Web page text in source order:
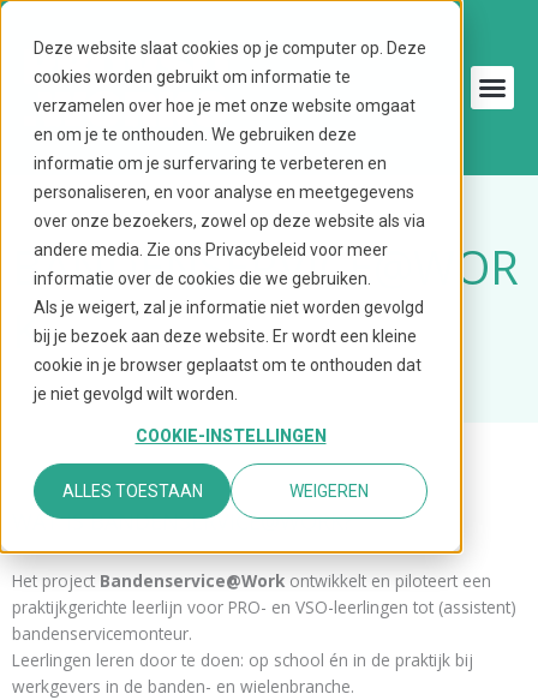
Deze website slaat cookies op je computer op. Deze
cookies worden gebruikt om informatie te
verzamelen over hoe je met onze website omgaat
en om je te onthouden. We gebruiken deze
informatie om je surfervaring te verbeteren en
personaliseren, en voor analyse en meetgegevens
over onze bezoekers, zowel op deze website als via
andere media. Zie ons Privacybeleid voor meer
informatie over de cookies die we gebruiken.
Als je weigert, zal je informatie niet worden gevolgd
bij je bezoek aan deze website. Er wordt een kleine
cookie in je browser geplaatst om te onthouden dat
je niet gevolgd wilt worden.
COOKIE-INSTELLINGEN
ALLES TOESTAAN WEIGEREN
Ga
inhoud
BANDENSERVICE@WOR
K
WAT IS BANDENSERVICE@WORK?
Het project Bandenservice@Work ontwikkelt en piloteert een
praktijkgerichte leerlijn voor PRO- en VSO-leerlingen tot (assistent)
bandenservicemonteur.
Leerlingen leren door te doen: op school én in de praktijk bij
werkgevers in de banden- en wielenbranche.